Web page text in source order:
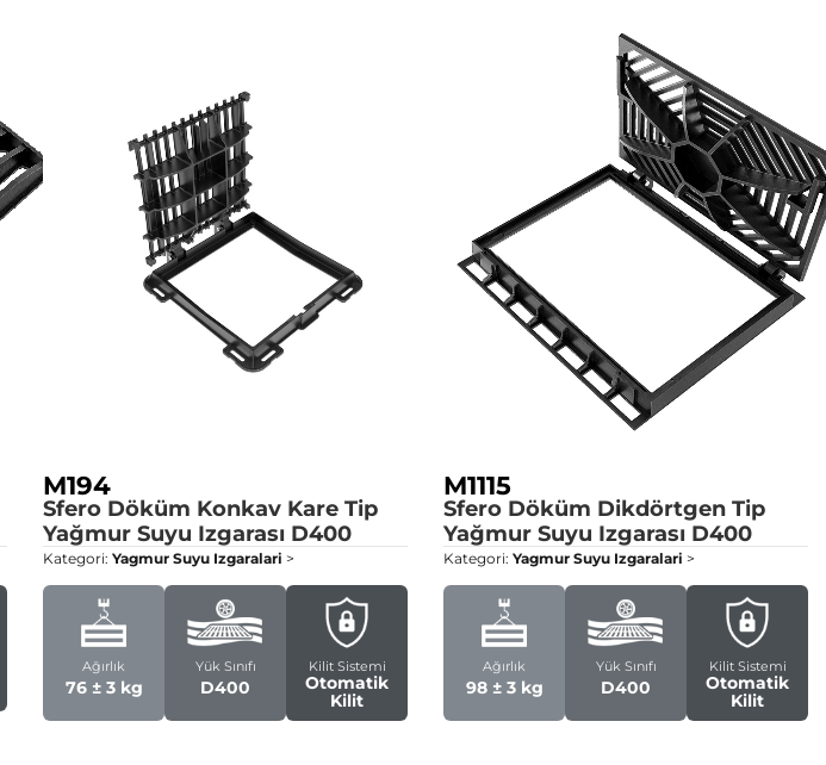
M194
Sfero Döküm Konkav Kare Tip
Yağmur Suyu Izgarası D400
Kategori: Yagmur Suyu Izgaralari >
Ağırlık
76 ± 3 kg
Yük Sınıfı
D400
Kilit Sistemi
Otomatik
Kilit
M1115
Sfero Döküm Dikdörtgen Tip
Yağmur Suyu Izgarası D400
Kategori: Yagmur Suyu Izgaralari >
Ağırlık
98 ± 3 kg
Yük Sınıfı
D400
Kilit Sistemi
Otomatik
Kilit